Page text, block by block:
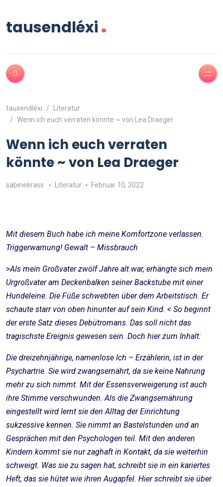
tausendléxi.
tausendléxi
Literatur
Wenn ich euch verraten könnte ~ von Lea Draeger
Wenn ich euch verraten
könnte ~ von Lea Draeger
sabinekrass Literatur Februar 10, 2022
Mit diesem Buch habe ich meine Komfortzone verlassen.
Triggerwarnung! Gewalt – Missbrauch
>Als mein Großvater zwölf Jahre alt war, erhängte sich mein
Urgroßvater am Deckenbalken seiner Backstube mit einer
Hundeleine. Die Füße schwebten über dem Arbeitstisch. Er
schaute starr von oben hinunter auf sein Kind. < So beginnt
der erste Satz dieses Debütromans. Das soll nicht das
tragischste Ereignis gewesen sein. Doch hier zum Inhalt:
Die dreizehnjährige, namenlose Ich – Erzählerin, ist in der
Psychartrie. Sie wird zwangsernährt, da sie keine Nahrung
mehr zu sich nimmt. Mit der Essensverweigerung ist auch
ihre Stimme verschwunden. Als die Zwangsernährung
eingestellt wird lernt sie den Alltag der Einrichtung
sukzessive kennen. Sie nimmt an Bastelstunden und an
Gesprächen mit den Psychologen teil. Mit den anderen
Kindern kommt sie nur zaghaft in Kontakt, da sie weiterhin
schweigt. Was sie zu sagen hat, schreibt sie in ein kariertes
Heft, das sie hütet wie ihren Augapfel. Hier schreibt sie über